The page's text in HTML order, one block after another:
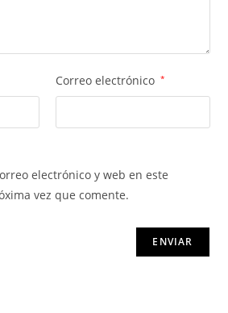
Correo electrónico *
electrónico y web en este
vez que comente.